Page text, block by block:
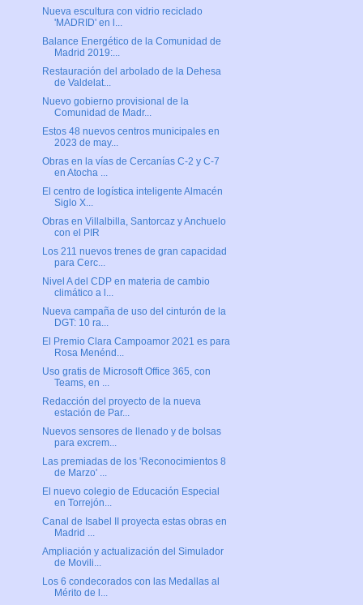
Nueva escultura con vidrio reciclado
'MADRID' en l...
Balance Energético de la Comunidad de
Madrid 2019:...
Restauración del arbolado de la Dehesa
de Valdelat...
Nuevo gobierno provisional de la
Comunidad de Madr...
Estos 48 nuevos centros municipales en
2023 de may...
Obras en la vías de Cercanías C-2 y C-7
en Atocha ...
El centro de logística inteligente Almacén
Siglo X...
Obras en Villalbilla, Santorcaz y Anchuelo
con el PIR
Los 211 nuevos trenes de gran capacidad
para Cerc...
Nivel A del CDP en materia de cambio
climático a l...
Nueva campaña de uso del cinturón de la
DGT: 10 ra...
El Premio Clara Campoamor 2021 es para
Rosa Menénd...
Uso gratis de Microsoft Office 365, con
Teams, en ...
Redacción del proyecto de la nueva
estación de Par...
Nuevos sensores de llenado y de bolsas
para excrem...
Las premiadas de los 'Reconocimientos 8
de Marzo' ...
El nuevo colegio de Educación Especial
en Torrejón...
Canal de Isabel II proyecta estas obras en
Madrid ...
Ampliación y actualización del Simulador
de Movili...
Los 6 condecorados con las Medallas al
Mérito de l...